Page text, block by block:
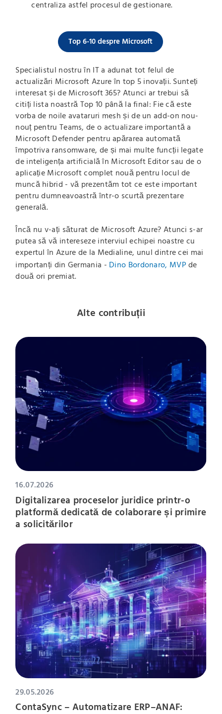
centraliza astfel procesul de gestionare.
Top 6-10 despre Microsoft
Specialistul nostru în IT a adunat tot felul de
actualizări Microsoft Azure în top 5 inovații. Sunteți
interesat și de Microsoft 365? Atunci ar trebui să
citiți lista noastră Top 10 până la final: Fie că este
vorba de noile avataruri mesh și de un add-on nou-
nouț pentru Teams, de o actualizare importantă a
Microsoft Defender pentru apărarea automată
împotriva ransomware, de și mai multe funcții legate
de inteligența artificială în Microsoft Editor sau de o
aplicație Microsoft complet nouă pentru locul de
muncă hibrid - vă prezentăm tot ce este important
pentru dumneavoastră într-o scurtă prezentare
generală.
Încă nu v-ați săturat de Microsoft Azure? Atunci s-ar
putea să vă intereseze interviul echipei noastre cu
expertul în Azure de la Medialine, unul dintre cei mai
importanți din Germania - Dino Bordonaro, MVP de
două ori premiat.
Alte contribuții
16.07.2026
Digitalizarea proceselor juridice printr-o
platformă dedicată de colaborare și primire
a solicitărilor
29.05.2026
ContaSync – Automatizare ERP–ANAF: